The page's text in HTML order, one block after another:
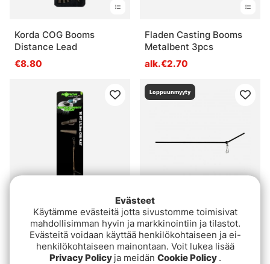
Korda COG Booms
Distance Lead
€8.80
Fladen Casting Booms
Metalbent 3pcs
alk.€2.70
Korda COG Booms Flat
Lead
€7.40 €7.40
Loppuunmyyty
Fladen Glidbom 25cm
3kpl
€1.20
Evästeet
Käytämme evästeitä jotta sivustomme toimisivat
mahdollisimman hyvin ja markkinointiin ja tilastot.
Evästeitä voidaan käyttää henkilökohtaiseen ja ei-
henkilökohtaiseen mainontaan. Voit lukea lisää
Privacy Policy ja meidän Cookie Policy .